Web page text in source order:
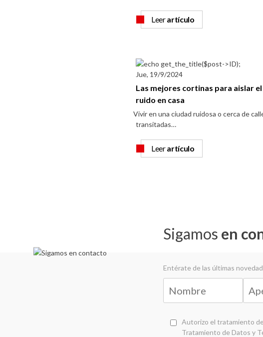
Leerartículo
Jue, 19/9/2024
Las mejores cortinas para aislar el
ruido en casa
Vivir en una ciudad ruidosa o cerca de
transitadas…
Leerartículo
Sigamos en
Entérate de las últimas
Autorizo el tratamiento
Tratamiento de Datos y